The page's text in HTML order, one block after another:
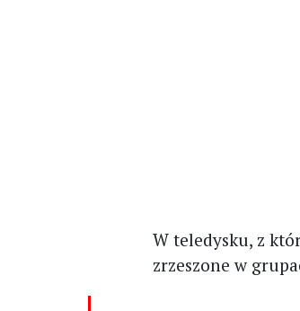
W teledysku, z
zrzeszone w